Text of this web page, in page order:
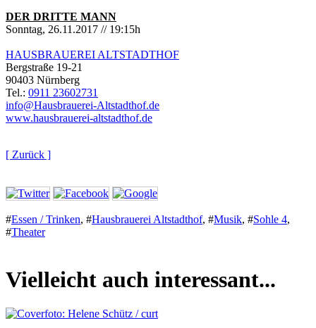
DER DRITTE MANN
Sonntag, 26.11.2017 // 19:15h
HAUSBRAUEREI ALTSTADTHOF
Bergstraße 19-21
90403 Nürnberg
Tel.: 0911 23602731
info@Hausbrauerei-Altstadthof.de
www.hausbrauerei-altstadthof.de
[ Zurück ]
#Essen / Trinken, #Hausbrauerei Altstadthof, #Musik, #Sohle 4,
#Theater
Vielleicht auch interessant...